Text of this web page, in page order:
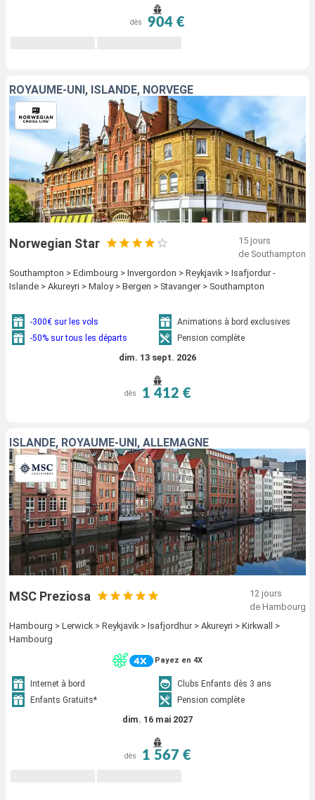
moments privilégiés à partager en famille ou entre
amis. Visitez l'Islande et ses merveilles sur un
dès 904 €
ROYAUME-UNI, ISLANDE, NORVÈGE
Norwegian Star
15 jours
de Southampton
Southampton > Edimbourg > Invergordon > Reykjavik > Isafjordur -
Islande > Akureyri > Maloy > Bergen > Stavanger > Southampton
-300€ sur les vols
Animations à bord exclusives
-50% sur tous les départs
Pension complète
dim. 13 sept. 2026
dès 1 412 €
ISLANDE, ROYAUME-UNI, ALLEMAGNE
MSC Preziosa
12 jours
de Hambourg
Hambourg > Lerwick > Reykjavik > Isafjordhur > Akureyri > Kirkwall >
Hambourg
Payez en 4X
Internet à bord
Clubs Enfants dès 3 ans
Enfants Gratuits*
Pension complète
dim. 16 mai 2027
dès 1 567 €